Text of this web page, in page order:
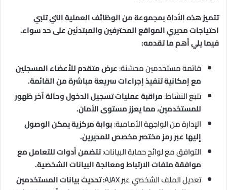
تتميز هذه الأداة بمجموعة من الوظائف العملية التي تلبي
احتياجات مديري المواقع المحترفين والمبتدئين على حد سواء.
فيما يلي أهم ما تقدمه:
قائمة مستخدمين محسّنة:عرض متقدم للأعضاء المسجلين
مع إمكانية تنفيذ إجراءات سريعة مباشرة من القائمة.
تتبع النشاط:مراقبة عمليات تسجيل الدخول وحالة آخر ظهور
للمستخدمين، مما يعزز مستوى الأمان.
الإدارة من الواجهة الأمامية:بوابة مركزية يمكن الوصول
إليها عبر رمز مختصر مخصص للمديرين.
التوافق مع لوائح حماية البيانات:تتضمن أدوات للتعامل مع
موافقة ملفات الارتباط ومعالجة البيانات الشخصية.
تعديل الملف الشخصي عبر AJAX:
تحديث بيانات المستخدمين